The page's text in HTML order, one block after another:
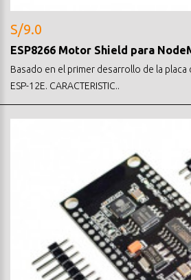
S/9.0
ESP8266 Motor Shield para
Basado en el primer desarrollo de la
ESP-12E. CARACTERISTIC..